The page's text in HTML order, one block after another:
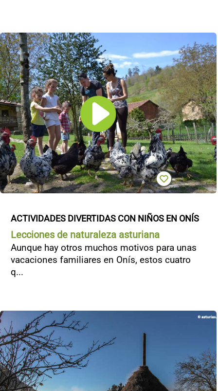
ACTIVIDADES DIVERTIDAS CON NIÑOS EN ONÍS
Lecciones de naturaleza asturiana
Aunque hay otros muchos motivos para unas
vacaciones familiares en Onís, estos cuatro
q...